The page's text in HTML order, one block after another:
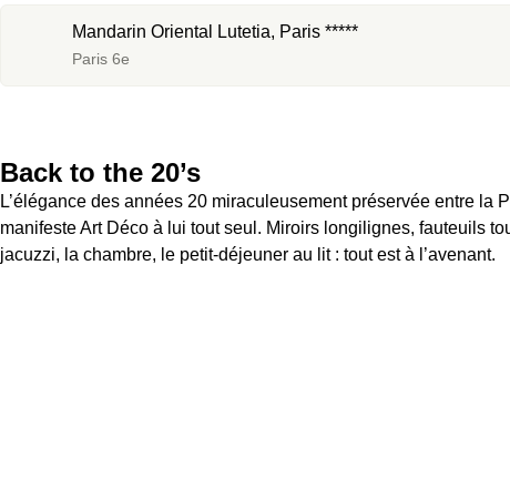
Mandarin Oriental Lutetia, Paris *****
Paris 6e
Back to the 20’s
L’élégance des années 20 miraculeusement préservée entre la
manifeste Art Déco à lui tout seul. Miroirs longilignes, fauteuils
jacuzzi, la chambre, le petit-déjeuner au lit : tout est à l’avenant.